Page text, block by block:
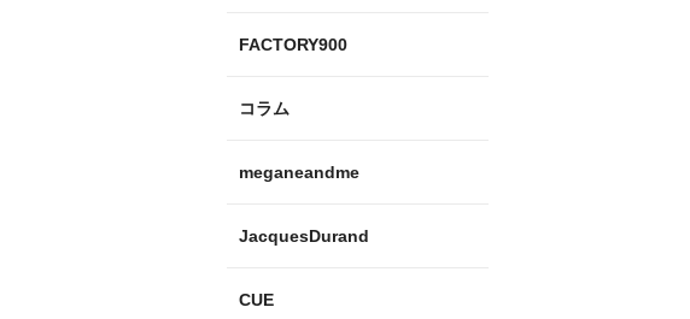
FACTORY900
コラム
meganeandme
JacquesDurand
CUE